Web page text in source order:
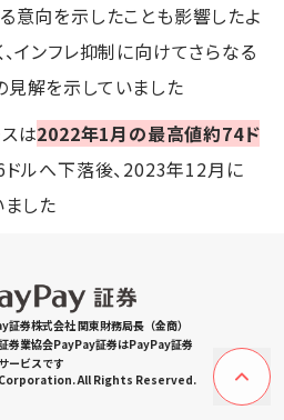
意向を示したことも影響したよ
インフレ抑制に向けてさらなる
解を示していました
は2022年1月の最高値約74ド
ルへ下落後、2023年12月に
した
券株式会社 関東財務局長（金商）
券業協会PayPay証券はPayPay証券
ービスです
All Rights Reserved.